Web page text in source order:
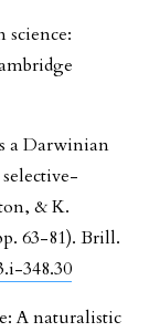
science:
a Darwinian
& K.
63-81). Brill.
348.30
A naturalistic